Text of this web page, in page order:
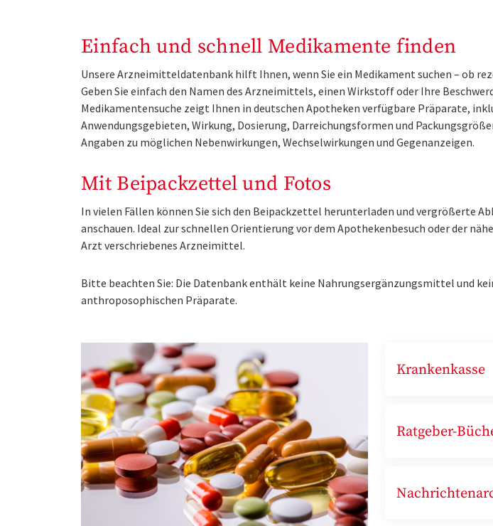
Einfach und schnell Medikamente finden
Unsere Arzneimitteldatenbank hilft Ihnen, wenn Sie ein Medikament suchen – ob
Geben Sie einfach den Namen des Arzneimittels, einen Wirkstoff oder Ihre
Medikamentensuche zeigt Ihnen in deutschen Apotheken verfügbare Präparate,
Anwendungsgebieten, Wirkung, Dosierung, Darreichungsformen und
Angaben zu möglichen Nebenwirkungen, Wechselwirkungen und Gegenanzeigen.
Mit Beipackzettel und Fotos
In vielen Fällen können Sie sich den Beipackzettel herunterladen und vergrößerte
anschauen. Ideal zur schnellen Orientierung vor dem Apothekenbesuch oder der
Arzt verschriebenes Arzneimittel.
Bitte beachten Sie: Die Datenbank enthält keine Nahrungsergänzungsmittel und
anthroposophischen Präparate.
Krankenkasse
Ratgeber-